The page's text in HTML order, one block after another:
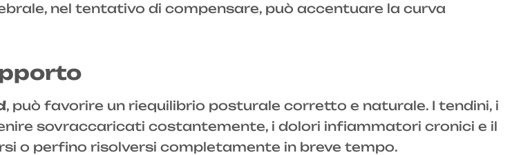
nel tentativo di compensare, può accentuare la curva
, può favorire un riequilibrio posturale corretto e naturale. I tendini, i
sovraccaricati costantemente, i dolori infiammatori cronici e il
o perfino risolversi completamente in breve tempo.